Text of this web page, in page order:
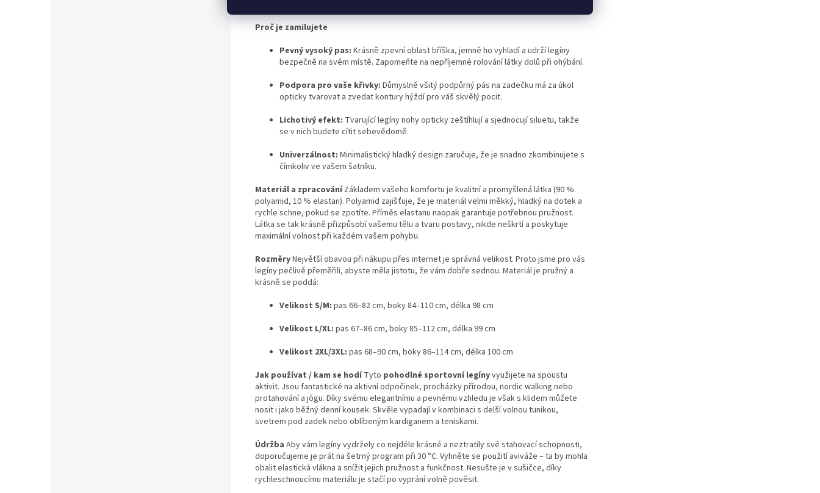
Proč je zamilujete
Pevný vysoký pas: Krásně zpevní oblast bříška, jemně ho vyhladí a udrží legíny
bezpečně na svém místě. Zapomeňte na nepříjemné rolování látky dolů při ohýbání.
Podpora pro vaše křivky: Důmyslně všitý podpůrný pás na zadečku má za úkol
opticky tvarovat a zvedat kontury hýždí pro váš skvělý pocit.
Lichotivý efekt: Tvarující legíny nohy opticky zeštíhlují a sjednocují siluetu, takže
se v nich budete cítit sebevědomě.
Univerzálnost: Minimalistický hladký design zaručuje, že je snadno zkombinujete s
čímkoliv ve vašem šatníku.
Materiál a zpracováníZákladem vašeho komfortu je kvalitní a promyšlená látka (90 %
polyamid, 10 % elastan). Polyamid zajišťuje, že je materiál velmi měkký, hladký na dotek a
rychle schne, pokud se zpotíte. Příměs elastanu naopak garantuje potřebnou pružnost.
Látka se tak krásně přizpůsobí vašemu tělu a tvaru postavy, nikde neškrtí a poskytuje
maximální volnost při každém vašem pohybu.
RozměryNejvětší obavou při nákupu přes internet je správná velikost. Proto jsme pro vás
legíny pečlivě přeměřili, abyste měla jistotu, že vám dobře sednou. Materiál je pružný a
krásně se poddá:
Velikost S/M: pas 66–82 cm, boky 84–110 cm, délka 98 cm
Velikost L/XL: pas 67–86 cm, boky 85–112 cm, délka 99 cm
Velikost 2XL/3XL: pas 68–90 cm, boky 86–114 cm, délka 100 cm
Jak používat / kam se hodíTyto pohodlné sportovní legínyvyužijete na spoustu
aktivit. Jsou fantastické na aktivní odpočinek, procházky přírodou, nordic walking nebo
protahování a jógu. Díky svému elegantnímu a pevnému vzhledu je však s klidem můžete
nosit i jako běžný denní kousek. Skvěle vypadají v kombinaci s delší volnou tunikou,
svetrem pod zadek nebo oblíbeným kardiganem a teniskami.
Údržba Aby vám legíny vydržely co nejdéle krásné a neztratily své stahovací schopnosti,
doporučujeme je prát na šetrný program při 30 °C. Vyhněte se použití aviváže – ta by mohla
obalit elastická vlákna a snížit jejich pružnost a funkčnost. Nesušte je v sušičce, díky
rychleschnoucímu materiálu je stačí po vyprání volně pověsit.